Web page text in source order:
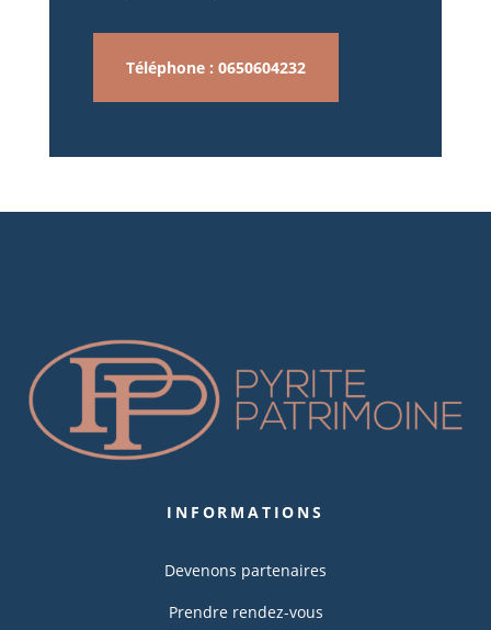
Téléphone : 0650604232
INFORMATIONS
Devenons partenaires
Prendre rendez-vous